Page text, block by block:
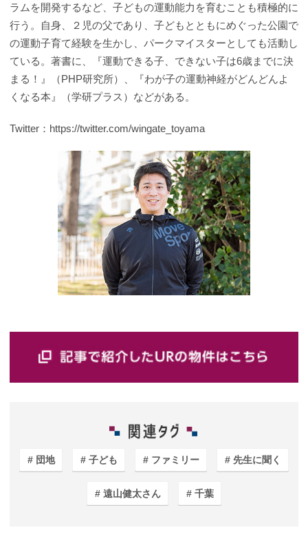
ラムを開発するなど、子どもの運動能力を育むことも積極的に
行う。自身、２児の父であり、子どもとともにめぐった公園で
の運動子育て経験を生かし、パークマイスターとしても活動し
ている。著書に、『運動できる子、できない子は6歳までに決
まる！』（PHP研究所）、『わが子の運動神経がどんどんよ
くなる本』（学研プラス）などがある。
Twitter：https://twitter.com/wingate_toyama
団地 子ども ファミリー 先生に聞く
遠山健太さん 千葉